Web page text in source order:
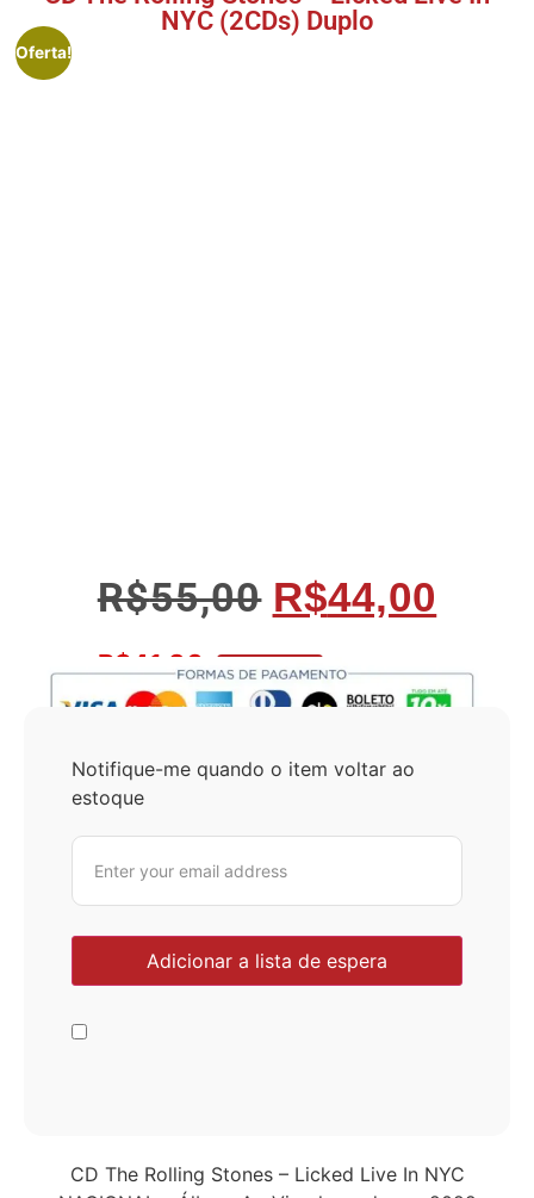
NYC (2CDs) Duplo
Oferta!
R$55,00 R$44,00
R$41,80 No Pix 5% OFF
Notifique-me quando o item voltar ao
estoque
CD The Rolling Stones – Licked Live In NYC